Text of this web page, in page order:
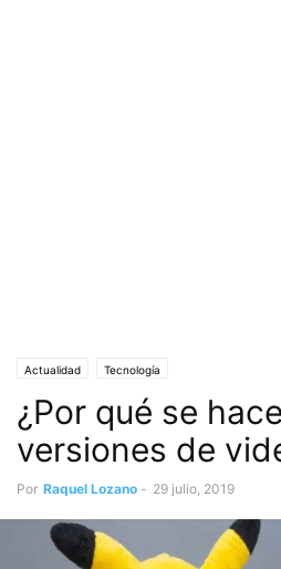
Actualidad Tecnología
¿Por qué se
versiones de
Por Raquel Lozano - 29 julio, 2019